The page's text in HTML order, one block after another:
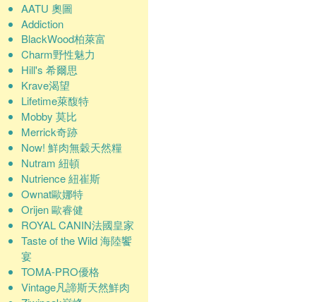
AATU 奧圖
Addiction
BlackWood柏萊富
Charm野性魅力
Hill's 希爾思
Krave渴望
Lifetime萊馥特
Mobby 莫比
Merrick奇跡
Now! 鮮肉無穀天然糧
Nutram 紐頓
Nutrience 紐崔斯
Ownat歐娜特
Orijen 歐睿健
ROYAL CANIN法國皇家
Taste of the Wild 海陸饗
宴
TOMA-PRO優格
Vintage凡諦斯天然鮮肉